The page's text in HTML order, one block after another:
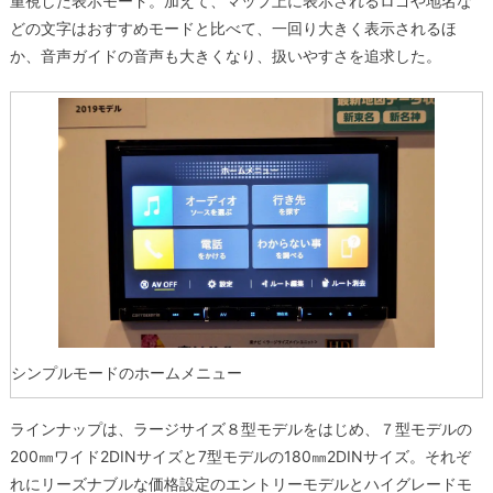
どの文字はおすすめモードと比べて、一回り大きく表示されるほ
か、音声ガイドの音声も大きくなり、扱いやすさを追求した。
シンプルモードのホームメニュー
ラインナップは、ラージサイズ８型モデルをはじめ、７型モデルの
200㎜ワイド2DINサイズと7型モデルの180㎜2DINサイズ。それぞ
れにリーズナブルな価格設定のエントリーモデルとハイグレードモ